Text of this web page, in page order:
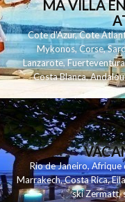
MA VILLA
Cote d'Azur,Cote
Mykonos,Corse,
Lanzarote,Fuerteventura
Costa Blanca,
Rio de Janeiro,Afrique
Marrakech,Costa Rica,
ski Zermatt,